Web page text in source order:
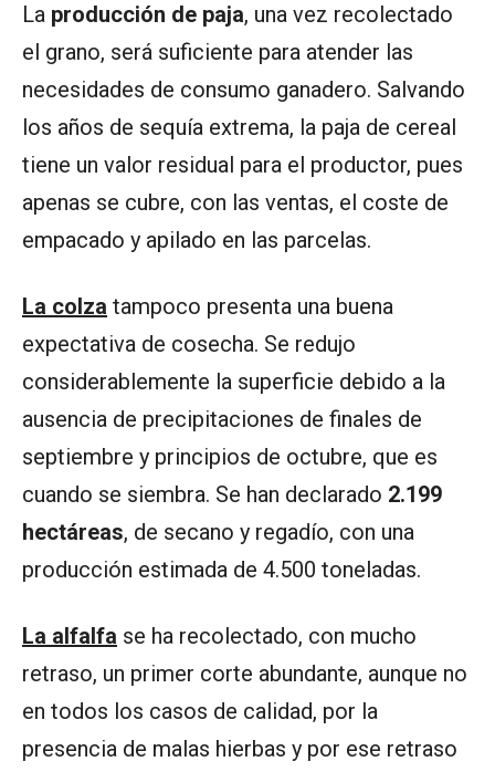
La producción de paja, una vez recolectado
el grano, será suficiente para atender las
necesidades de consumo ganadero. Salvando
los años de sequía extrema, la paja de cereal
tiene un valor residual para el productor, pues
apenas se cubre, con las ventas, el coste de
empacado y apilado en las parcelas.
La colza tampoco presenta una buena
expectativa de cosecha. Se redujo
considerablemente la superficie debido a la
ausencia de precipitaciones de finales de
septiembre y principios de octubre, que es
cuando se siembra. Se han declarado 2.199
hectáreas, de secano y regadío, con una
producción estimada de 4.500 toneladas.
La alfalfa se ha recolectado, con mucho
retraso, un primer corte abundante, aunque no
en todos los casos de calidad, por la
presencia de malas hierbas y por ese retraso